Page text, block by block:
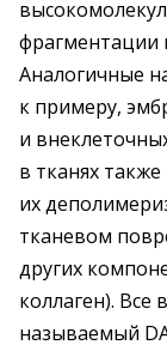
фрагментации
Аналогичные
к примеру,
и
в тканях
их
тканевом
других
коллаген). Все
называемый